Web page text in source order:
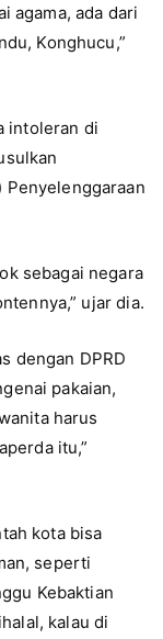
agama, ada dari
Konghucu,”
intoleran di
Penyelenggaraan
sebagai negara
ujar dia.
dengan DPRD
pakaian,
harus
itu,”
kota bisa
seperti
Kebaktian
kalau di